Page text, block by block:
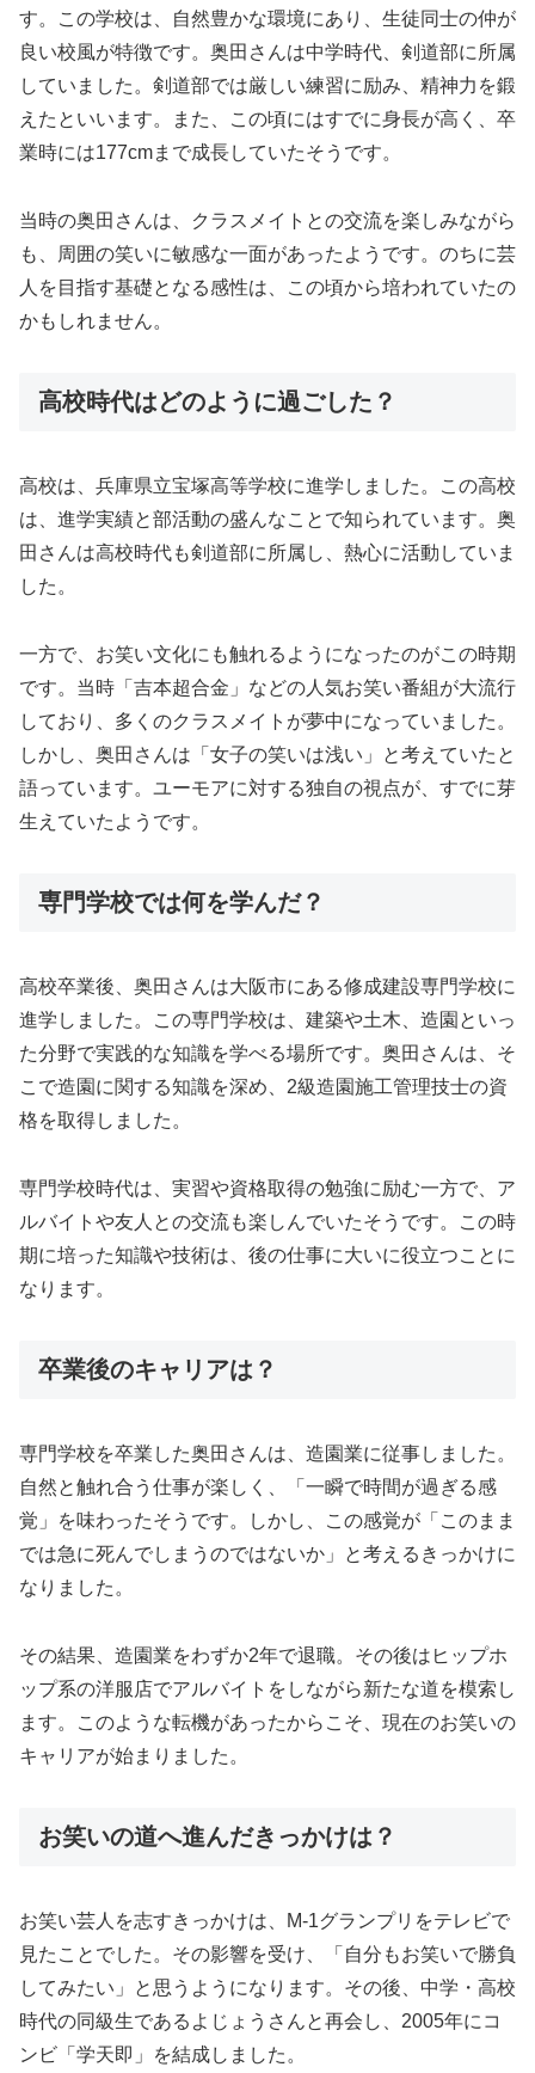
す。この学校は、自然豊かな環境にあり、生徒同士の仲が
良い校風が特徴です。奥田さんは中学時代、剣道部に所属
していました。剣道部では厳しい練習に励み、精神力を鍛
えたといいます。また、この頃にはすでに身長が高く、卒
業時には177cmまで成長していたそうです。
当時の奥田さんは、クラスメイトとの交流を楽しみながら
も、周囲の笑いに敏感な一面があったようです。のちに芸
人を目指す基礎となる感性は、この頃から培われていたの
かもしれません。
高校時代はどのように過ごした？
高校は、兵庫県立宝塚高等学校に進学しました。この高校
は、進学実績と部活動の盛んなことで知られています。奥
田さんは高校時代も剣道部に所属し、熱心に活動していま
した。
一方で、お笑い文化にも触れるようになったのがこの時期
です。当時「吉本超合金」などの人気お笑い番組が大流行
しており、多くのクラスメイトが夢中になっていました。
しかし、奥田さんは「女子の笑いは浅い」と考えていたと
語っています。ユーモアに対する独自の視点が、すでに芽
生えていたようです。
専門学校では何を学んだ？
高校卒業後、奥田さんは大阪市にある修成建設専門学校に
進学しました。この専門学校は、建築や土木、造園といっ
た分野で実践的な知識を学べる場所です。奥田さんは、そ
こで造園に関する知識を深め、2級造園施工管理技士の資
格を取得しました。
専門学校時代は、実習や資格取得の勉強に励む一方で、ア
ルバイトや友人との交流も楽しんでいたそうです。この時
期に培った知識や技術は、後の仕事に大いに役立つことに
なります。
卒業後のキャリアは？
専門学校を卒業した奥田さんは、造園業に従事しました。
自然と触れ合う仕事が楽しく、「一瞬で時間が過ぎる感
覚」を味わったそうです。しかし、この感覚が「このまま
では急に死んでしまうのではないか」と考えるきっかけに
なりました。
その結果、造園業をわずか2年で退職。その後はヒップホ
ップ系の洋服店でアルバイトをしながら新たな道を模索し
ます。このような転機があったからこそ、現在のお笑いの
キャリアが始まりました。
お笑いの道へ進んだきっかけは？
お笑い芸人を志すきっかけは、M-1グランプリをテレビで
見たことでした。その影響を受け、「自分もお笑いで勝負
してみたい」と思うようになります。その後、中学・高校
時代の同級生であるよじょうさんと再会し、2005年にコ
ンビ「学天即」を結成しました。